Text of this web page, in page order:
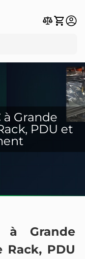
Grande
PDU et
à Grande
Rack, PDU